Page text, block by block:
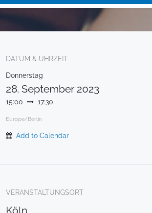
DATUM & UHRZEIT
Donnerstag
28. September 2023
15:00 17:30
Europe/Berlin
Add to Calendar
VERANSTALTUNGSORT
Köln